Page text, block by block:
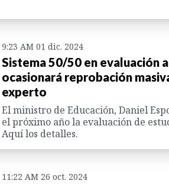
9:23 AM 01 dic. 2024
Sistema 50/50 en evaluación
ocasionará reprobación
experto
El ministro de Educación, Daniel
el próximo año la evaluación de
Aquí los detalles.
11:22 AM 26 oct. 2024